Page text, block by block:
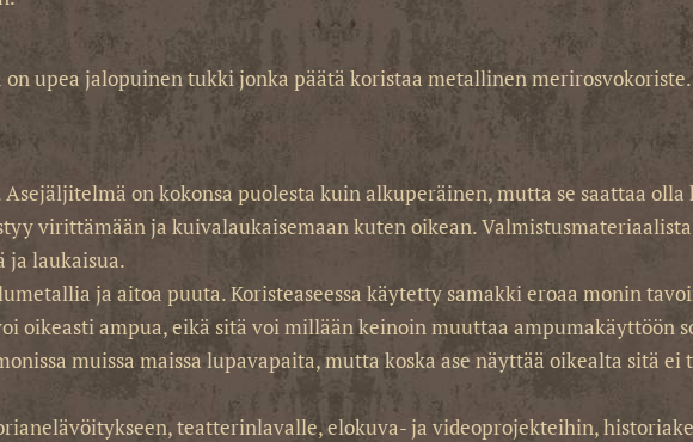
on upea jalopuinen tukki jonka päätä koristaa metallinen
on kokonsa puolesta kuin alkuperäinen, mutta se saattaa
virittämään ja kuivalaukaisemaan kuten oikean.
ja laukaisua.
ja aitoa puuta. Koristeaseessa käytetty samakki eroaa monin
oikeasti ampua, eikä sitä voi millään keinoin muuttaa ampumakäyttöön
muissa maissa lupavapaita, mutta koska ase näyttää oikealta sitä
teatterinlavalle, elokuva- ja videoprojekteihin,